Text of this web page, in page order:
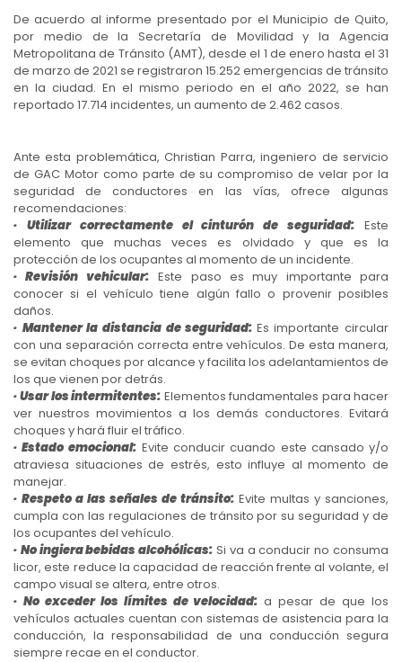
De acuerdo al informe presentado por el Municipio de Quito,
por medio de la Secretaría de Movilidad y la Agencia
Metropolitana de Tránsito (AMT), desde el 1 de enero hasta el 31
de marzo de 2021 se registraron 15.252 emergencias de tránsito
en la ciudad. En el mismo periodo en el año 2022, se han
reportado 17.714 incidentes, un aumento de 2.462 casos.
Ante esta problemática, Christian Parra, ingeniero de servicio
de GAC Motor como parte de su compromiso de velar por la
seguridad de conductores en las vías, ofrece algunas
recomendaciones:
· Utilizar correctamente el cinturón de seguridad: Este
elemento que muchas veces es olvidado y que es la
protección de los ocupantes al momento de un incidente.
· Revisión vehicular: Este paso es muy importante para
conocer si el vehículo tiene algún fallo o provenir posibles
daños.
· Mantener la distancia de seguridad: Es importante circular
con una separación correcta entre vehículos. De esta manera,
se evitan choques por alcance y facilita los adelantamientos de
los que vienen por detrás.
· Usar los intermitentes: Elementos fundamentales para hacer
ver nuestros movimientos a los demás conductores. Evitará
choques y hará fluir el tráfico.
· Estado emocional: Evite conducir cuando este cansado y/o
atraviesa situaciones de estrés, esto influye al momento de
manejar.
· Respeto a las señales de tránsito: Evite multas y sanciones,
cumpla con las regulaciones de tránsito por su seguridad y de
los ocupantes del vehículo.
· No ingiera bebidas alcohólicas: Si va a conducir no consuma
licor, este reduce la capacidad de reacción frente al volante, el
campo visual se altera, entre otros.
· No exceder los límites de velocidad: a pesar de que los
vehículos actuales cuentan con sistemas de asistencia para la
conducción, la responsabilidad de una conducción segura
siempre recae en el conductor.